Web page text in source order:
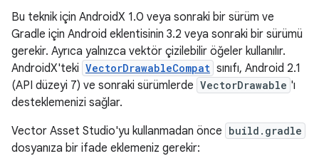
Bu teknik için AndroidX 1.0 veya sonraki bir sürüm ve
Gradle için Android eklentisinin 3.2 veya sonraki bir sürümü
gerekir. Ayrıca yalnızca vektör çizilebilir öğeler kullanılır.
AndroidX'teki VectorDrawableCompat sınıfı, Android 2.1
(API düzeyi 7) ve sonraki sürümlerde VectorDrawable 'ı
desteklemenizi sağlar.
Vector Asset Studio'yu kullanmadan önce build.gradle
dosyanıza bir ifade eklemeniz gerekir: